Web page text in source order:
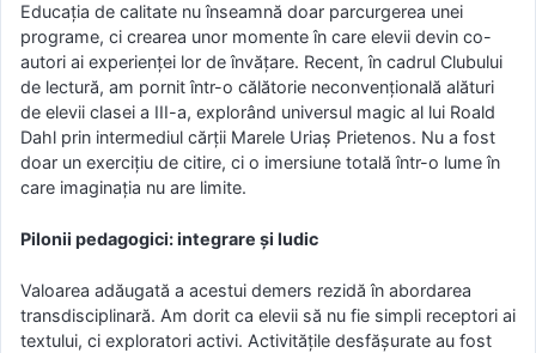
Educația de calitate nu înseamnă doar parcurgerea unei
programe, ci crearea unor momente în care elevii devin co-
autori ai experienței lor de învățare. Recent, în cadrul Clubului
de lectură, am pornit într-o călătorie neconvențională alături
de elevii clasei a III-a, explorând universul magic al lui Roald
Dahl prin intermediul cărții Marele Uriaș Prietenos. Nu a fost
doar un exercițiu de citire, ci o imersiune totală într-o lume în
care imaginația nu are limite.
Pilonii pedagogici: integrare și ludic
Valoarea adăugată a acestui demers rezidă în abordarea
transdisciplinară. Am dorit ca elevii să nu fie simpli receptori ai
textului, ci exploratori activi. Activitățile desfășurate au fost